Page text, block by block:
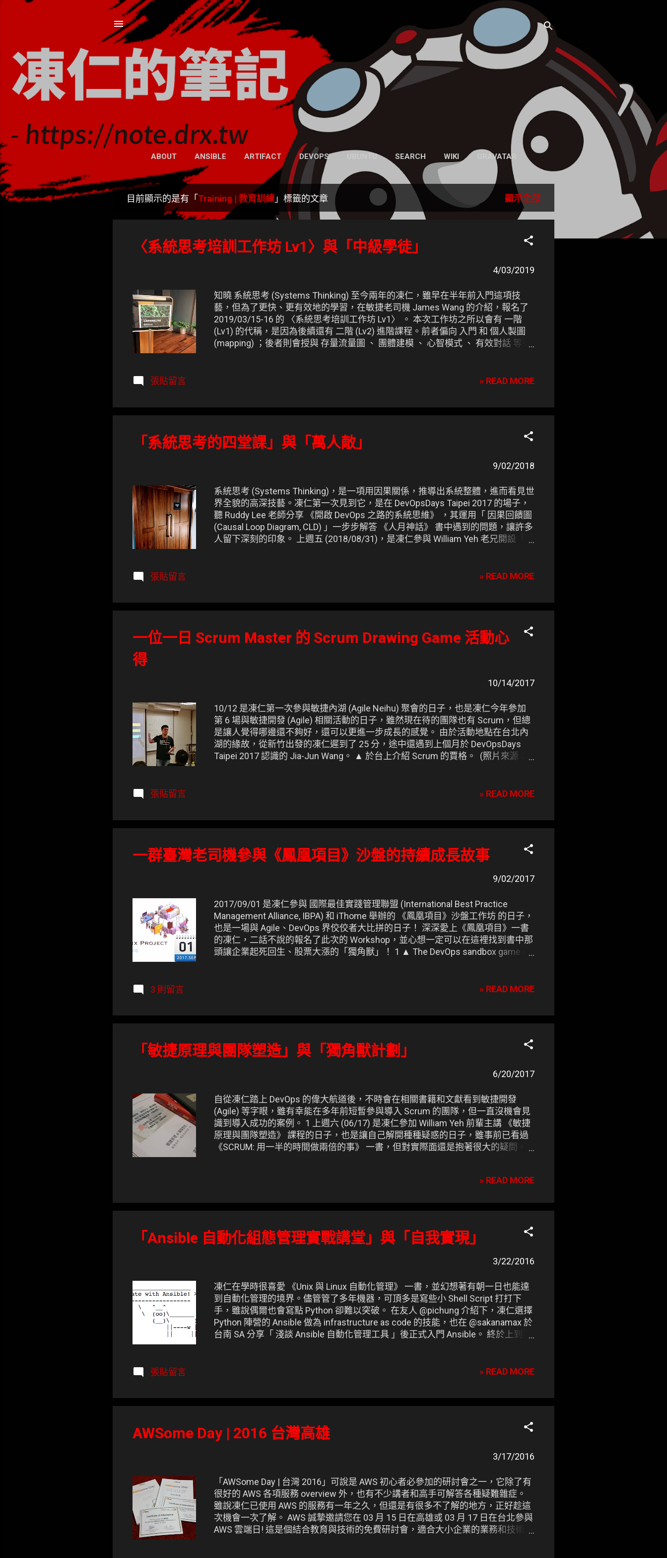
凍仁的筆記
- https://note.drx.tw
網頁
ABOUT ANSIBLE ARTIFACT DEVOPS UBUNTU SEARCH WIKI GRAVATAR
目前顯示的是有「 Training | 教育訓練 」標籤的文章 顯示全部
〈系統思考培訓工作坊 Lv1〉與「中級學徒」
4/03/2019
知曉 系統思考 (Systems Thinking) 至今兩年的凍仁，雖早在半年前入門這項技
藝，但為了更快、更有效地的學習，在敏捷老司機 James Wang 的介紹，報名了
2019/03/15-16 的 〈系統思考培訓工作坊 Lv1〉 。 本次工作坊之所以會有 一階
(Lv1) 的代稱，是因為後續還有 二階 (Lv2) 進階課程。前者偏向 入門 和 個人製圖
(mapping) ；後者則會授與 存量流量圖 、 團體建模 、 心智模式 、 有效對話 等更
張貼留言
» READ MORE
「系統思考的四堂課」與「萬人敵」
9/02/2018
系統思考 (Systems Thinking)，是一項用因果關係，推導出系統整體，進而看見世
界全貌的高深技藝。凍仁第一次見到它，是在 DevOpsDays Taipei 2017 的場子，
聽 Ruddy Lee 老師分享 《開啟 DevOps 之路的系統思維》 ，其運用「 因果回饋圖
(Causal Loop Diagram, CLD) 」一步步解答 《人月神話》 書中遇到的問題，讓許多
人留下深刻的印象。 上週五 (2018/08/31)，是凍仁參與 William Yeh 老兄開設「
張貼留言
» READ MORE
一位一日 Scrum Master 的 Scrum Drawing Game 活動心
得
10/14/2017
10/12 是凍仁第一次參與敏捷內湖 (Agile Neihu) 聚會的日子，也是凍仁今年參加
第 6 場與敏捷開發 (Agile) 相關活動的日子，雖然現在待的團隊也有 Scrum，但總
是讓人覺得哪邊還不夠好，還可以更進一步成長的感覺。 由於活動地點在台北內
湖的緣故，從新竹出發的凍仁遲到了 25 分，途中還遇到上個月於 DevOpsDays
Taipei 2017 認識的 Jia-Jun Wang。 ▲ 於台上介紹 Scrum 的賈格。 (照片來源：
張貼留言 » READ MORE
一群臺灣老司機參與《鳳凰項目》沙盤的持續成長故事
9/02/2017
2017/09/01 是凍仁參與 國際最佳實踐管理聯盟 (International Best Practice
Management Alliance, IBPA) 和 iThome 舉辦的 《鳳凰項目》沙盤工作坊 的日子，
也是一場與 Agile、DevOps 界佼佼者大比拼的日子！ 深深愛上《鳳凰項目》一書
的凍仁，二話不說的報名了此次的 Workshop，並心想一定可以在這裡找到書中那
頭讓企業起死回生、股票大漲的「獨角獸」！ 1 ▲ The DevOps sandbox game of
3 則留言 » READ MORE
「敏捷原理與團隊塑造」與「獨角獸計劃」
6/20/2017
自從凍仁踏上 DevOps 的偉大航道後，不時會在相關書籍和文獻看到敏捷開發
(Agile) 等字眼，雖有幸能在多年前短暫參與導入 Scrum 的團隊，但一直沒機會見
識到導入成功的案例。 1 上週六 (06/17) 是凍仁參加 William Yeh 前輩主講 《敏捷
原理與團隊塑造》 課程的日子，也是讓自己解開種種疑惑的日子，雖事前已看過
《SCRUM: 用一半的時間做兩倍的事》 一書，但對實際面還是抱著很大的疑問。
» READ MORE
「Ansible 自動化組態管理實戰講堂」與「自我實現」
3/22/2016
凍仁在學時很喜愛 《Unix 與 Linux 自動化管理》 一書，並幻想著有朝一日也能達
到自動化管理的境界。儘管管了多年機器，可頂多是寫些小 Shell Script 打打下
手，雖說偶爾也會寫點 Python 卻難以突破。 在友人 @pichung 介紹下，凍仁選擇
Python 陣營的 Ansible 做為 infrastructure as code 的技能，也在 @sakanamax 於
台南 SA 分享「 淺談 Ansible 自動化管理工具 」後正式入門 Ansible。 終於上到期
pic.twitter.com/da2eSr9L4E — 凍仁翔 (@chusiang_lai) 2016年3月20日
張貼留言 » READ MORE
AWSome Day | 2016 台灣高雄
3/17/2016
「AWSome Day | 台灣 2016」可說是 AWS 初心者必參加的研討會之一，它除了有
很好的 AWS 各項服務 overview 外，也有不少講者和高手可解答各種疑難雜症。
雖說凍仁已使用 AWS 的服務有一年之久，但還是有很多不了解的地方，正好趁這
次機會一次了解。 AWS 誠摯邀請您在 03 月 15 日在高雄或 03 月 17 日在台北參與
AWS 雲端日! 這是個結合教育與技術的免費研討會，適合大小企業的業務和技術領